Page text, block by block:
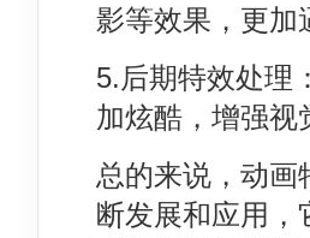
影等效果，更加
5.后期特效处理
加炫酷，增强视
总的来说，动画
断发展和应用，